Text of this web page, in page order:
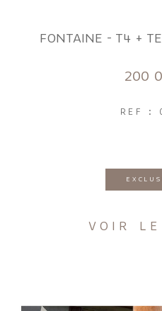
FONTAINE - T4 +
200
REF :
VOIR